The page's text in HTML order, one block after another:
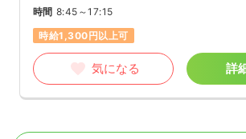
時間 8:45～17:15
時給1,300円以上可
気になる 詳